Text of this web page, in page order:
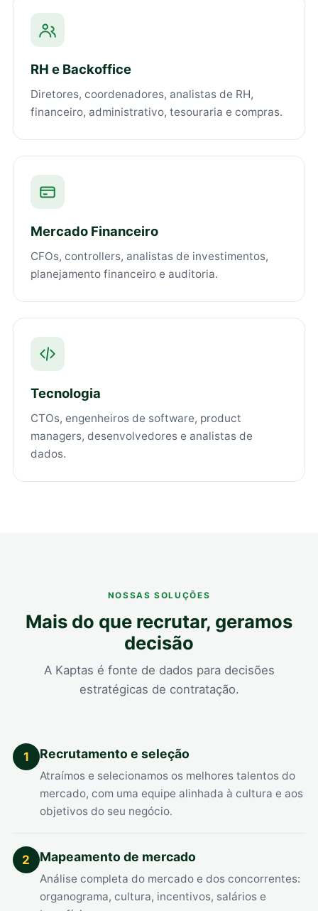
RH e Backoffice
Diretores, coordenadores, analistas de RH,
financeiro, administrativo, tesouraria e compras.
Mercado Financeiro
CFOs, controllers, analistas de investimentos,
planejamento financeiro e auditoria.
Tecnologia
CTOs, engenheiros de software, product
managers, desenvolvedores e analistas de
dados.
NOSSAS SOLUÇÕES
Mais do que recrutar, geramos
decisão
A Kaptas é fonte de dados para decisões
estratégicas de contratação.
1 Recrutamento e seleção
Atraímos e selecionamos os melhores talentos do
mercado, com uma equipe alinhada à cultura e aos
objetivos do seu negócio.
2 Mapeamento de mercado
Análise completa do mercado e dos concorrentes:
organograma, cultura, incentivos, salários e